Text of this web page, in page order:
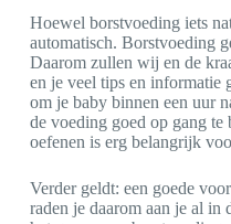
Hoewel borstvoeding iets
automatisch. Borstvoeding
Daarom zullen wij en de
en je veel tips en informatie
om je baby binnen een uur
de voeding goed op gang te
oefenen is erg belangrijk
Verder geldt: een goede
raden je daarom aan je al in